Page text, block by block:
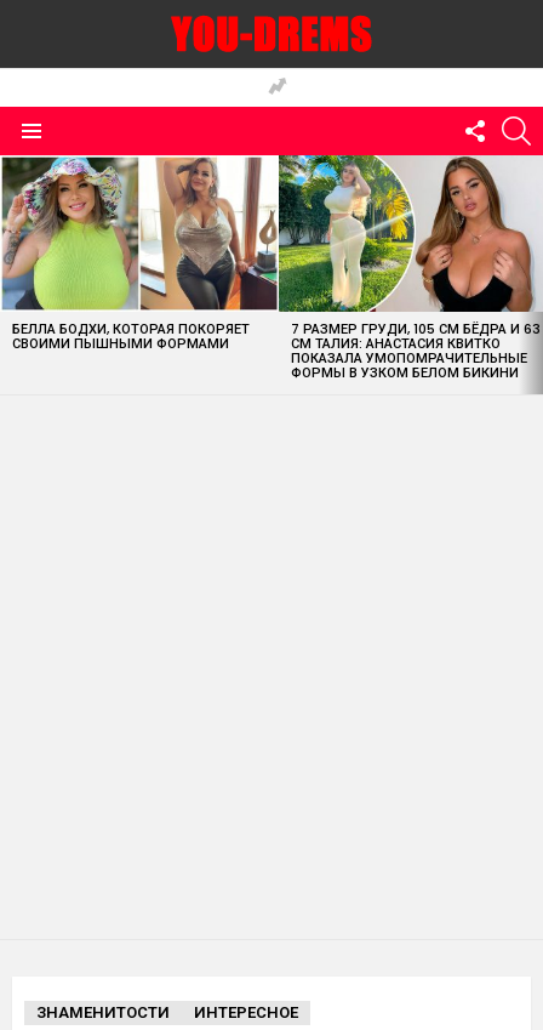
US
MOST
VIEWED
STORIES
БЕЛЛА БОДХИ, КОТОРАЯ ПОКОРЯЕТ
СВОИМИ ПЫШНЫМИ ФОРМАМИ
7 РАЗМЕР ГРУДИ, 105 СМ БЁДРА И 63
СМ ТАЛИЯ: АНАСТАСИЯ КВИТКО
ПОКАЗАЛА УМОПОМРАЧИТЕЛЬНЫЕ
ФОРМЫ В УЗКОМ БЕЛОМ БИКИНИ
ЗНАМЕНИТОСТИ ИНТЕРЕСНОЕ